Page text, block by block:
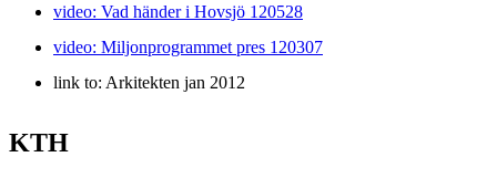
video: Vad händer i Hovsjö 120528
video: Miljonprogrammet pres 120307
link to: Arkitekten jan 2012
KTH